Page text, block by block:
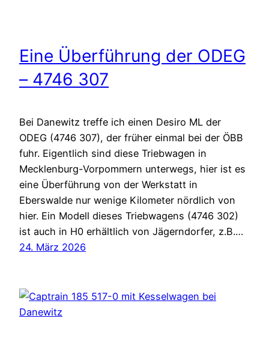
Eine Überführung der ODEG
– 4746 307
Bei Danewitz treffe ich einen Desiro ML der
ODEG (4746 307), der früher einmal bei der ÖBB
fuhr. Eigentlich sind diese Triebwagen in
Mecklenburg-Vorpommern unterwegs, hier ist es
eine Überführung von der Werkstatt in
Eberswalde nur wenige Kilometer nördlich von
hier. Ein Modell dieses Triebwagens (4746 302)
ist auch in H0 erhältlich von Jägerndorfer, z.B.…
24. März 2026